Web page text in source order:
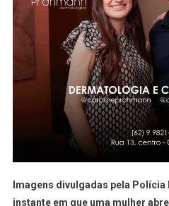
Carro
E
Furta
Celular
Em
Ceres;
Suspeita
Foi
Detida
Imagens divulgadas pela Polícia
instante em que uma mulher